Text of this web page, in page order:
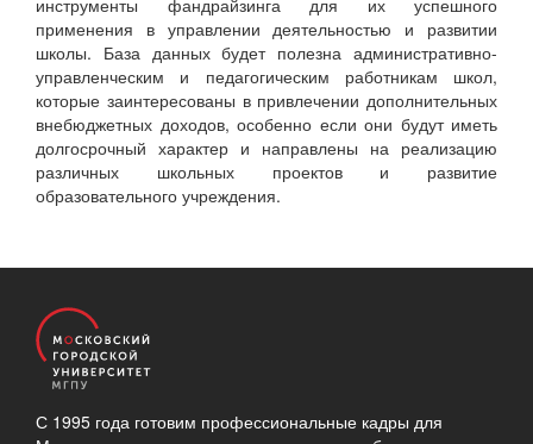
применения в управлении деятельностью и развитии
школы. База данных будет полезна административно-
управленческим и педагогическим работникам школ,
которые заинтересованы в привлечении дополнительных
внебюджетных доходов, особенно если они будут иметь
долгосрочный характер и направлены на реализацию
различных школьных проектов и развитие
образовательного учреждения.
С 1995 года готовим профессиональные кадры для